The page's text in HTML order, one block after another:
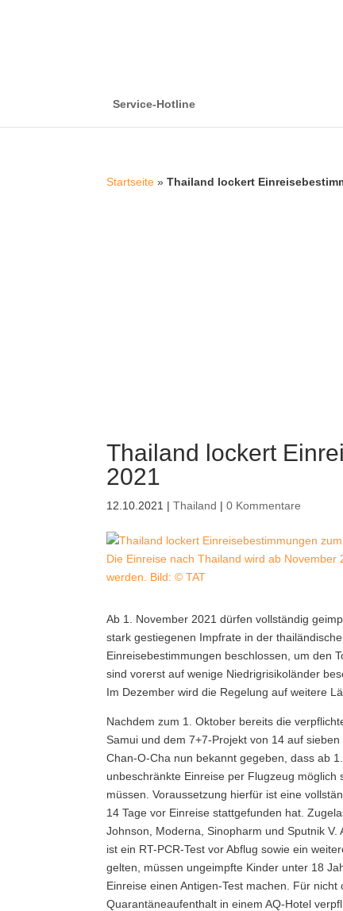
Service-Hotline
Startseite »Thailand lockert
Thailand lockert
2021
12.10.2021 |Thailand |0 Kommentare
Die Einreise nach Thailand wird ab
werden. Bild: © TAT
Ab 1. November 2021 dürfen vollständig
stark gestiegenen Impfrate in der
Einreisebestimmungen beschlossen, um den
sind vorerst auf wenige Niedrigrisikoländer
Im Dezember wird die Regelung auf weitere
Nachdem zum 1. Oktober bereits die
Samui und dem 7+7-Projekt von 14 auf
Chan-O-Cha nun bekannt gegeben, dass ab
unbeschränkte Einreise per Flugzeug
müssen. Voraussetzung hierfür ist eine
14 Tage vor Einreise stattgefunden hat.
Johnson, Moderna, Sinopharm und Sputnik
ist ein RT-PCR-Test vor Abflug sowie ein
gelten, müssen ungeimpfte Kinder unter 18
Einreise einen Antigen-Test machen. Für
Quarantäneaufenthalt in einem AQ-Hotel